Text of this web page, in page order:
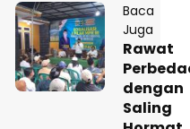
Baca
Juga
Rawat
dengan
Saling